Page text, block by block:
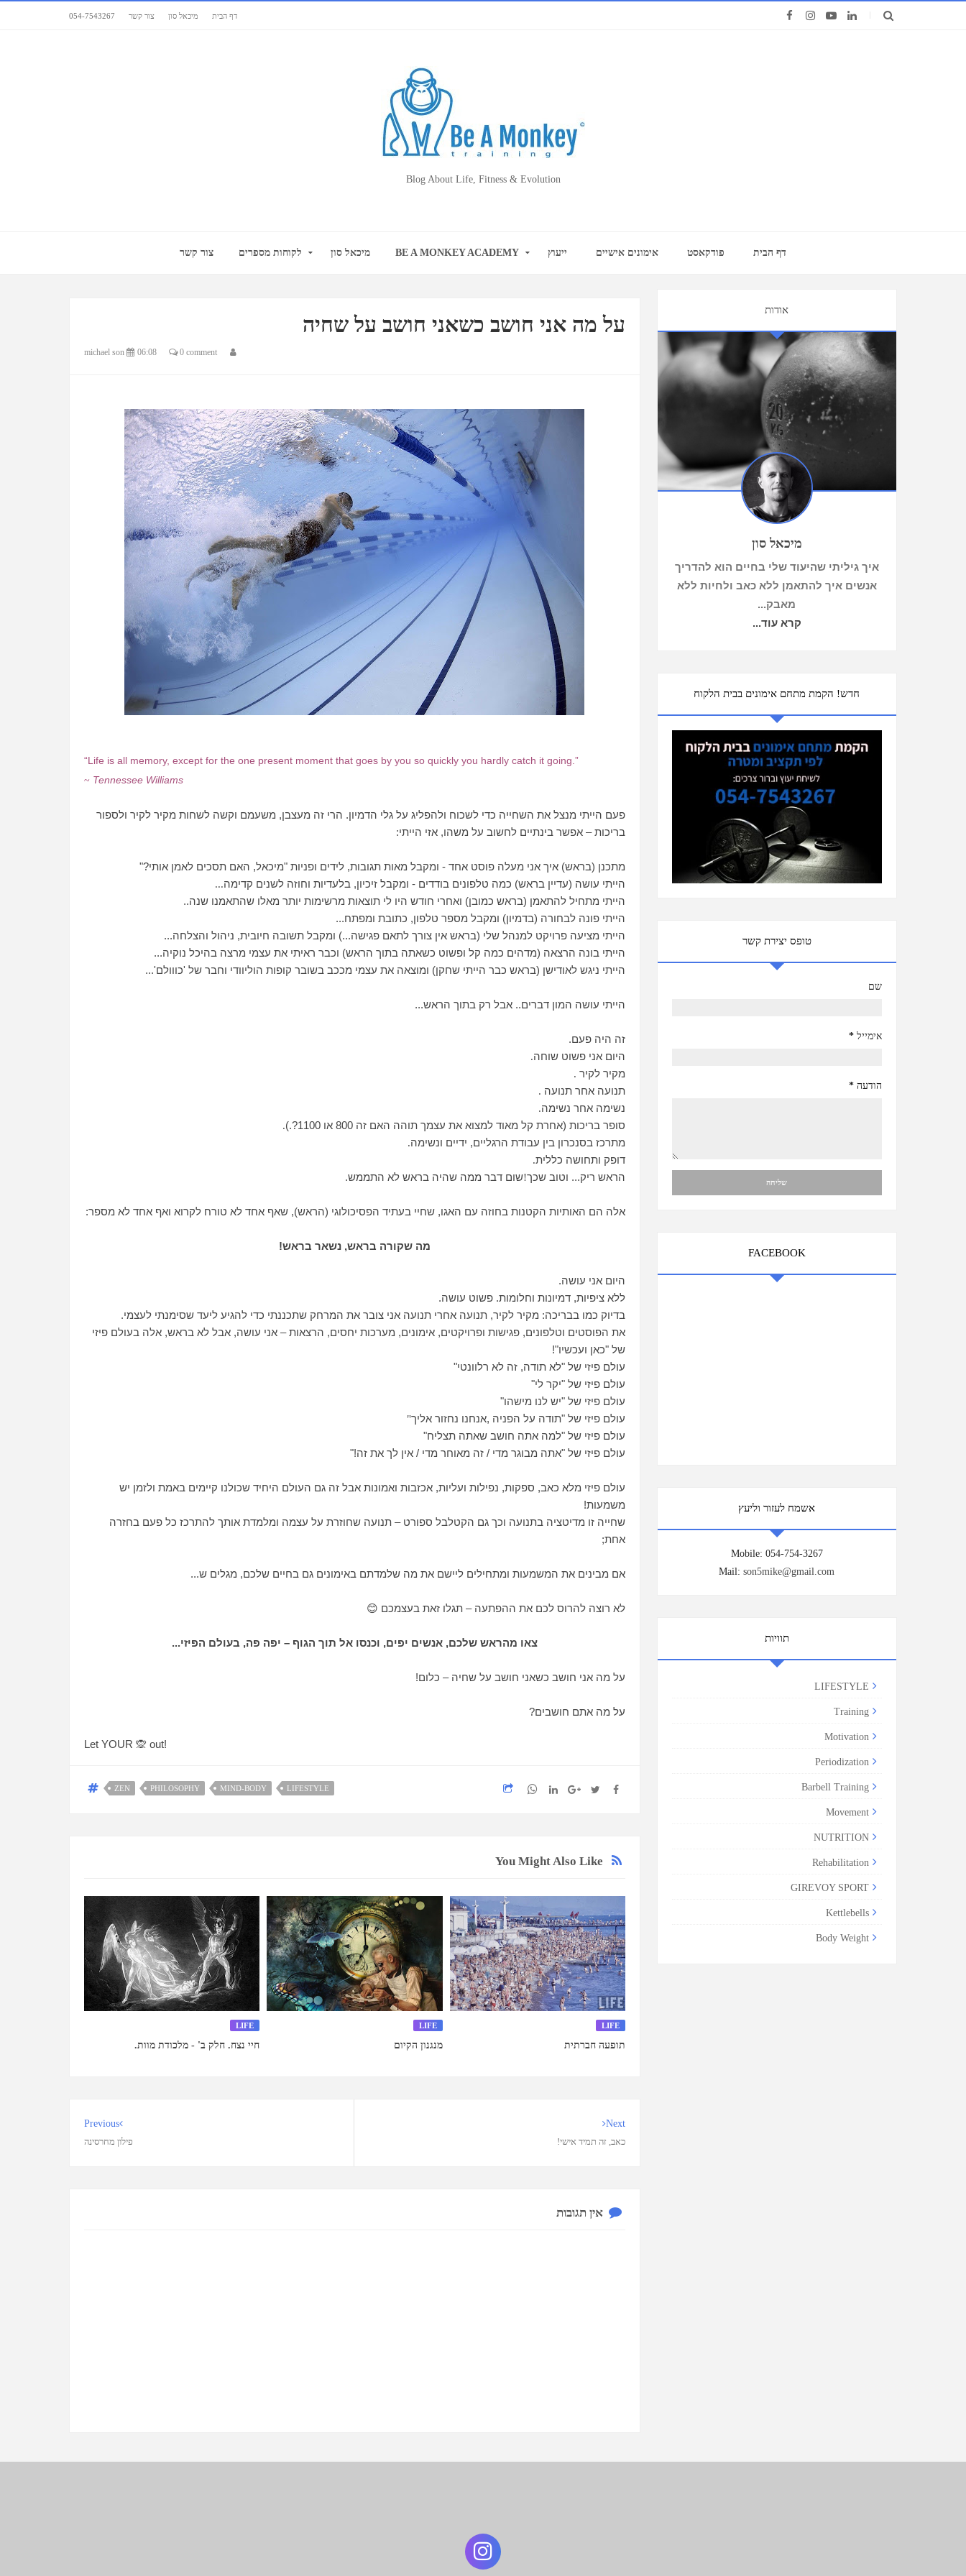
דף הבית מיכאל סון צור קשר 054-7543267
Blog About Life, Fitness & Evolution
דף הבית פודקאסט אימונים אישיים ייעוץ BE A MONKEY ACADEMY מיכאל סון לקוחות מספרים צור קשר
על מה אני חושב כשאני חושב על שחיה
michael son 06:08 0 comment
“Life is all memory, except for the one present moment that goes by you so quickly you hardly catch it going.”
~ Tennessee Williams
פעם הייתי מנצל את השחייה כדי לשכוח ולהפליג על גלי הדמיון. הרי זה מעצבן, משעמם וקשה לשחות מקיר לקיר ולספור
בריכות – אפשר בינתיים לחשוב על משהו, אזי הייתי:
מתכנן (בראש) איך אני מעלה פוסט אחד - ומקבל מאות תגובות, לידים ופניות "מיכאל, האם תסכים לאמן אותי?"
הייתי עושה (עדיין בראש) כמה טלפונים בודדים - ומקבל זיכיון, בלעדיות וחוזה לשנים קדימה...
הייתי מתחיל להתאמן (בראש כמובן) ואחרי חודש היו לי תוצאות מרשימות יותר מאלו שהתאמנו שנה..
הייתי פונה לבחורה (בדמיון) ומקבל מספר טלפון, כתובת ומפתח...
הייתי מציעה פרויקט למנהל שלי (בראש אין צורך לתאם פגישה...) ומקבל תשובה חיובית, ניהול והצלחה...
הייתי בונה הרצאה (מדהים כמה קל ופשוט כשאתה בתוך הראש) וכבר ראיתי את עצמי מרצה בהיכל נוקיה...
הייתי ניגש לאודישן (בראש כבר הייתי שחקן) ומוצאה את עצמי מככב בשובר קופות הוליוודי וחבר של 'כווולם'...
הייתי עושה המון דברים.. אבל רק בתוך הראש...
זה היה פעם.
היום אני פשוט שוחה.
מקיר לקיר .
תנועה אחר תנועה .
נשימה אחר נשימה.
סופר בריכות (אחרת קל מאוד למצוא את עצמך תוהה האם זה 800 או 1100?.) .
מתרכז בסנכרון בין עבודת הרגליים, ידיים ונשימה.
דופק ותחושה כללית.
הראש ריק... וטוב שכך!שום דבר ממה שהיה בראש לא התממש.
אלה הם האותיות הקטנות בחוזה עם האגו, שחיי בעתיד הפסיכולוגי (הראש), שאף אחד לא טורח לקרוא ואף אחד לא מספר:
מה שקורה בראש, נשאר בראש!
היום אני עושה.
ללא ציפיות, דמיונות וחלומות. פשוט עושה.
בדיוק כמו בבריכה: מקיר לקיר, תנועה אחרי תנועה אני צובר את המרחק שתכננתי כדי להגיע ליעד שסימנתי לעצמי.
את הפוסטים וטלפונים, פגישות ופרויקטים, אימונים, מערכות יחסים, הרצאות – אני עושה, אבל לא בראש, אלה בעולם פיזי
של "כאן ועכשיו"!
עולם פיזי של "לא תודה, זה לא רלוונטי"
עולם פיזי של "יקר לי"
עולם פיזי של "יש לנו מישהו"
עולם פיזי של "תודה על הפניה ,אנחנו נחזור אליך"
עולם פיזי של "למה אתה חושב שאתה תצליח"
עולם פיזי של "אתה מבוגר מדי / זה מאוחר מדי / אין לך את זה!"
עולם פיזי מלא כאב, ספקות, נפילות ועליות, אכזבות ואמונות אבל זה גם העולם היחיד שכולנו קיימים באמת ולזמן יש
משמעות!
שחייה זו מדיטציה בתנועה וכך גם הקטלבל ספורט – תנועה שחוזרת על עצמה ומלמדת אותך להתרכז כל פעם בחזרה
אחת;
אם מבינים את המשמעות ומתחילים ליישם את מה שלמדתם באימונים גם בחיים שלכם, מגלים ש...
לא רוצה להרוס לכם את ההפתעה – תגלו זאת בעצמכם 😊
צאו מהראש שלכם, אנשים יפים, וכנסו אל תוך הגוף – יפה פה, בעולם הפיזי...
על מה אני חושב כשאני חושב על שחיה – כלום!
על מה אתם חושבים?
Let YOUR 🙊 out!
LIFESTYLE
MIND-BODY
PHILOSOPHY
ZEN
You Might Also Like
LIFE
תופעה חברתית
LIFE
מנגנון הקיום
LIFE
חיי נצח. חלק ב' - מלכודת מוות.
Next
כאב, זה תמיד אישי!
Previous
פילון מחרסינה
אין תגובות
אודות
מיכאל סון
איך גיליתי שהיעוד שלי בחיים הוא להדריך
אנשים איך להתאמן ללא כאב ולחיות ללא
מאבק...
קרא עוד...
חדש! הקמת מתחם אימונים בבית הלקוח
טופס יצירת קשר
שם
אימייל *
הודעה *
FACEBOOK
אשמח לעזור וליעץ
Mobile: 054-754-3267
Mail:son5mike@gmail.com
תוויות
LIFESTYLE
Training
Motivation
Periodization
Barbell Training
Movement
NUTRITION
Rehabilitation
GIREVOY SPORT
Kettlebells
Body Weight